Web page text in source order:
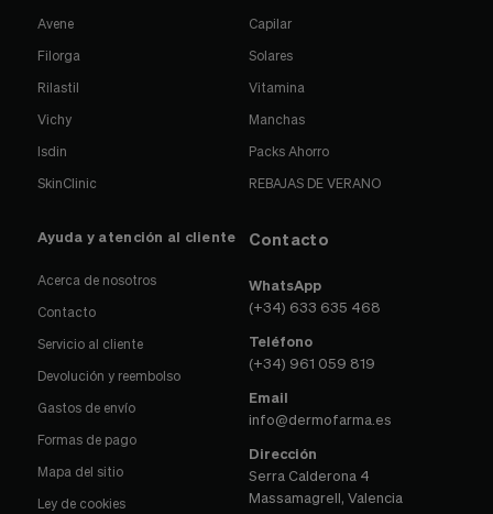
Avene
Filorga
Rilastil
Vichy
Isdin
SkinClinic
Capilar
Solares
Vitamina
Manchas
Packs Ahorro
REBAJAS DE VERANO
Ayuda y atención al cliente
Acerca de nosotros
Contacto
Servicio al cliente
Devolución y reembolso
Gastos de envío
Formas de pago
Mapa del sitio
Ley de cookies
Contacto
WhatsApp
(+34) 633 635 468
Teléfono
(+34) 961 059 819
Email
info@dermofarma.es
Dirección
Serra Calderona 4
Massamagrell, Valencia